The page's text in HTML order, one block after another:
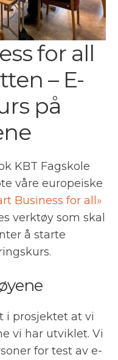
for all
– E-
på
KBT Fagskole
våre europeiske
Business for all»
verktøy som skal
å starte
i prosjektet at vi
vi har utviklet. Vi
for test av e-